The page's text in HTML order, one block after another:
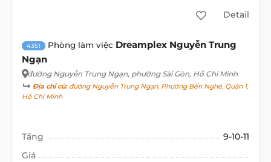
Detail
4351 Phòng làm việc Dreamplex Nguyễn Trung
Ngạn
đường Nguyễn Trung Ngạn, phường Sài Gòn, Hồ Chí Minh
Địa chỉ cũ:đường Nguyễn Trung Ngạn, Phường Bến Nghé, Quận 1,
Hồ Chí Minh
Tầng
9-10-11
Giá